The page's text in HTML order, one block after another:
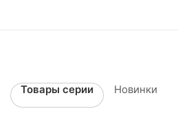
Товары серии Новинки